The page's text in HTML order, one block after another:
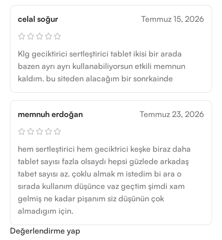
celal soğur Temmuz 15, 2026
Klg geciktirici sertleştirici tablet ikisi bir arada
bazen ayrı ayrı kullanabiliyorsun etkili memnun
kaldım. bu siteden alacağım bir sonrkainde
memnuh erdoğan Temmuz 23, 2026
hem sertleştirici hem geciktrici keşke biraz daha
tablet sayısı fazla olsaydı hepsi güzlede arkadaş
tabet sayısı az. çoklu almak m istedim bi ara o
sırada kullanım düşünce vaz geçtim şimdi xam
gelmiş ne kadar pişanım siz düşünün çok
almadıgım için.
Değerlendirme yap